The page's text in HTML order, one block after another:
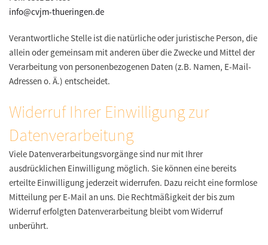
info@cvjm-thueringen.de
Verantwortliche Stelle ist die natürliche oder juristische Person, die
allein oder gemeinsam mit anderen über die Zwecke und Mittel der
Verarbeitung von personenbezogenen Daten (z.B. Namen, E-Mail-
Adressen o. Ä.) entscheidet.
Widerruf Ihrer Einwilligung zur
Datenverarbeitung
Viele Datenverarbeitungsvorgänge sind nur mit Ihrer
ausdrücklichen Einwilligung möglich. Sie können eine bereits
erteilte Einwilligung jederzeit widerrufen. Dazu reicht eine formlose
Mitteilung per E-Mail an uns. Die Rechtmäßigkeit der bis zum
Widerruf erfolgten Datenverarbeitung bleibt vom Widerruf
unberührt.